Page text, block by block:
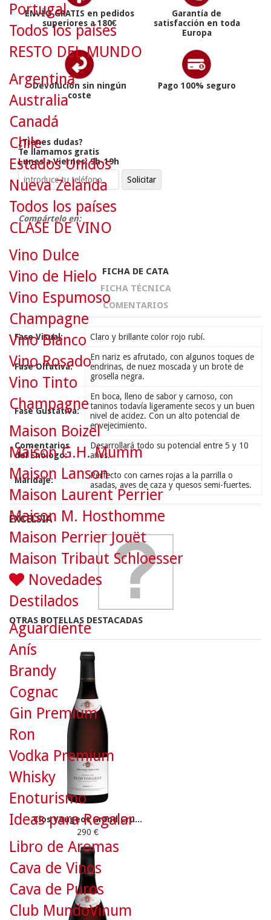
ENVÍO GRATIS en pedidos
superiores a 180€
Garantía de
satisfacción en toda
Europa
Devolución sin ningún
coste
Pago 100% seguro
¿Tienes dudas?
Te llamamos gratis
Lunes a Viernes: 9h-19h
Compártelo en:
FICHA DE CATA
FICHA TÉCNICA
COMENTARIOS
Fase Visual: Claro y brillante color rojo rubí.
Fase Olfativa:
En nariz es afrutado, con algunos toques de
endrinas, de nuez moscada y un brote de
grosella negra.
Fase Gustativa:
En boca, lleno de sabor y carnoso, con
taninos todavía ligeramente secos y un buen
nivel de acidez. Con un alto potencial de
envejecimiento.
Comentarios
del Enólogo:
Desarrollará todo su potencial entre 5 y 10
años.
Maridaje:
Perfecto con carnes rojas a la parrilla o
asadas, aves de caza y quesos semi-fuertes.
EXCELSIA
OTRAS BOTELLAS DESTACADAS
Clos Vougeot Grand Cru...
290 €
Portugal
Todos los países
RESTO DEL MUNDO
Argentina
Australia
Canadá
Chile
Estados Unidos
Nueva Zelanda
Todos los países
CLASE DE VINO
Vino Dulce
Vino de Hielo
Vino Espumoso
Champagne
Vino Blanco
Vino Rosado
Vino Tinto
Champagne
Maison Boizel
Maison G.H. Mumm
Maison Lanson
Maison Laurent Perrier
Maison M. Hosthomme
Maison Perrier Jouët
Maison Tribaut Schloesser
Novedades
Destilados
Aguardiente
Anís
Brandy
Cognac
Gin Premium
Ron
Vodka Premium
Whisky
Enoturismo
Ideas para Regalar
Libro de Aromas
Cava de Vinos
Cava de Puros
Club MundoVinum